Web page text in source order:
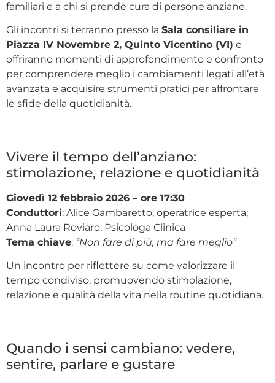
familiari e a chi si prende cura di persone anziane.
Gli incontri si terranno presso la Sala consiliare in
Piazza IV Novembre 2, Quinto Vicentino (VI) e
offriranno momenti di approfondimento e confronto
per comprendere meglio i cambiamenti legati all’età
avanzata e acquisire strumenti pratici per affrontare
le sfide della quotidianità.
Vivere il tempo dell’anziano:
stimolazione, relazione e quotidianità
Giovedì 12 febbraio 2026 – ore 17:30
Conduttori: Alice Gambaretto, operatrice esperta;
Anna Laura Roviaro, Psicologa Clinica
Tema chiave: “Non fare di più, ma fare meglio”
Un incontro per riflettere su come valorizzare il
tempo condiviso, promuovendo stimolazione,
relazione e qualità della vita nella routine quotidiana.
Quando i sensi cambiano: vedere,
sentire, parlare e gustare